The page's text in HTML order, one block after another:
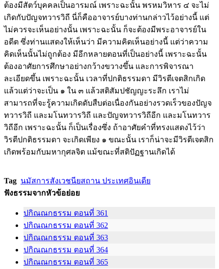
ต้องมีสัตว์บุคคลเป็นอารมณ์ เพราะฉะนั้น พรหมวิหาร ๔ จะไม่
เกิดกับปัญจทวารวิถี นี่ก็คืออาจารย์บางท่านกล่าวไว้อย่างนี้ แต่
ไม่ควรจะเห็นอย่างนั้น เพราะฉะนั้น ก็จะต้องมีพระอาจารย์ใน
อดีต ซึ่งท่านแสดงให้เห็นว่า มีความคิดเห็นอย่างนี้ แต่ว่าความ
คิดเห็นนั้นไม่ถูกต้อง มีอีกหลายตอนที่เป็นอย่างนี้ เพราะฉะนั้น
ต้องอาศัยการศึกษาอย่างกว้างขวางขึ้น และการพิจารณา
ละเอียดขึ้น เพราะฉะนั้น เวลาที่ปกติธรรมดา มีวิรตีเจตสิกเกิด
แล้วแต่ว่าจะเป็น ๑ ใน ๓ แล้วสติสัมปชัญญะระลึก เราไม่
สามารถที่จะรู้ความเกิดดับสืบต่อเนื่องกันอย่างรวดเร็วของปัญจ
ทวารวิถี และมโนทวารวิถี และปัญจทวารวิถีอีก และมโนทวาร
วิถีอีก เพราะฉะนั้น ก็เป็นเรื่องซึ่ง ถ้าอาศัยคำที่ทรงแสดงไว้ว่า
วิรตีปกติธรรมดา จะเกิดเพียง ๑ ขณะนั้น เราก็น่าจะมีวิรตีเจตสิก
เกิดพร้อมกับมหากุศลจิต แม้ขณะที่สติปัฏฐานเกิดได้
Tag นมัสการสังเวชนียสถาน ประเทศอินเดีย
ฟังธรรมจากหัวข้อย่อย
ปกิณณกธรรม ตอนที่ 361
ปกิณณกธรรม ตอนที่ 362
ปกิณณกธรรม ตอนที่ 363
ปกิณณกธรรม ตอนที่ 364
ปกิณณกธรรม ตอนที่ 365